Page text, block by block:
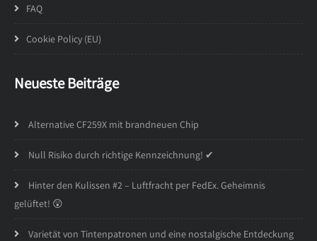
FAQ
Cookie Policy (EU)
Neueste Beiträge
Alternative CF259X mit brandneuen Chip
Null Risiko durch richtige Kennzeichnung! ✔
Hinter den Kulissen #2 – Luftfracht per FedEx. Geheimnis
gelüftet! 😲
Varietät von Tintenpatronen und eine nostalgische Entdeckung